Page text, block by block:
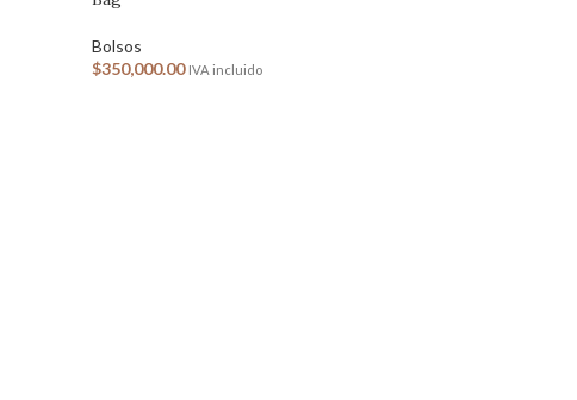
Bolsos
$350,000.00 IVA incluido